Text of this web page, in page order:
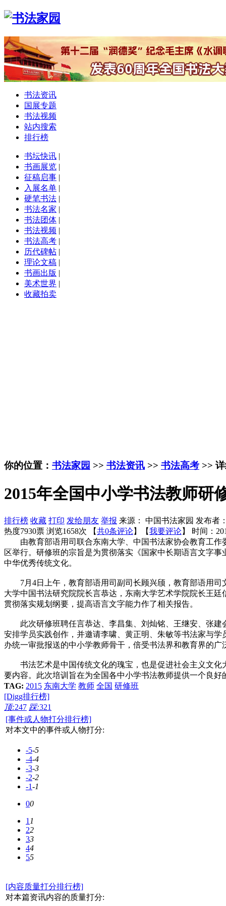
书法资讯
国展专题
书法视频
站内搜索
排行榜
书坛快讯 |
书画展览 |
征稿启事 |
入展名单 |
硬笔书法 |
书法名家 |
书法团体 |
书法视频 |
书法高考 |
历代碑帖 |
理论文稿 |
书画出版 |
美术世界 |
收藏拍卖
你的位置： 书法家园 >> 书法资讯 >> 书法高考 >>
2015年全国中小学书法教师研
排行榜 收藏 打印 发给朋友 举报 来源： 中国书法家园 发布者
热度7930票 浏览1658次 【共0条评论】【我要评论】 时间：
由教育部语用司联合东南大学、中国书法家协会教育工作
区举行。研修班的宗旨是为贯彻落实《国家中长期语言文字
中华优秀传统文化。
7月4日上午，教育部语用司副司长顾兴颀，教育部语用司
大学中国书法研究院院长言恭达，东南大学艺术学院院长王
贯彻落实规划纲要，提高语言文字能力作了相关报告。
此次研修班聘任言恭达、李昌集、刘灿铭、王继安、张建
安排学员实践创作，并邀请李啸、黄正明、朱敏等书法家与
办统一审批报送的中小学教师骨干，倍受书法界和教育界的
书法艺术是中国传统文化的瑰宝，也是促进社会主义文化
要内容。此次培训旨在为全国各中小学书法教师提供一个良
TAG: 2015 东南大学 教师 全国 研修班
[Digg排行榜]
顶:247 踩:321
[事件或人物打分排行榜]
对本文中的事件或人物打分:
-5-5
-4-4
-3-3
-2-2
-1-1
00
11
22
33
44
55
[内容质量打分排行榜]
对本篇资讯内容的质量打分: